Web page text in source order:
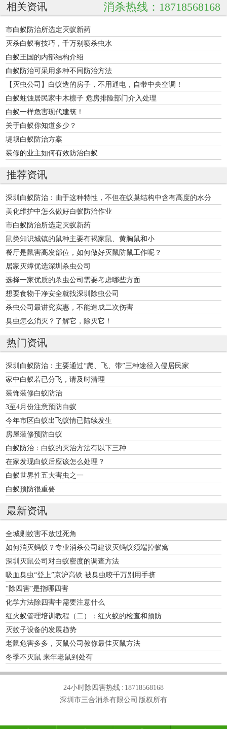
相关资讯 消杀热线：18718568168
市白蚁防治所选定灭蚁新药
灭杀白蚁有技巧，千万别喷杀虫水
白蚁王国的内部结构介绍
白蚁防治可采用多种不同防治方法
【灭虫公司】白蚁造的房子，不用通电，自带中央空调！
白蚁蛀蚀居民家中木檩子 危房排险部门介入处理
白蚁一样危害现代建筑！
关于白蚁你知道多少？
堤坝白蚁防治方案
装修的业主如何有效防治白蚁
推荐资讯
深圳白蚁防治：由于这种特性，不但在蚁巢结构中含有高度的水分
美化维护中怎么做好白蚁防治作业
市白蚁防治所选定灭蚁新药
鼠类知识城镇的鼠种主要有褐家鼠、黄胸鼠和小
餐厅是鼠害高发部位，如何做好灭鼠防鼠工作呢？
居家灭蟑优选深圳杀虫公司
选择一家优质的杀虫公司需要考虑哪些方面
想要食物干净安全就找深圳除虫公司
杀虫公司最讲究实惠，不能造成二次伤害
臭虫怎么消灭？了解它，除灭它！
热门资讯
深圳白蚁防治：主要通过“爬、飞、带”三种途径入侵居民家
家中白蚁若已分飞，请及时清理
装饰装修白蚁防治
3至4月份注意预防白蚁
今年市区白蚁出飞蚁情已陆续发生
房屋装修预防白蚁
白蚁防治：白蚁的灭治方法有以下三种
在家发现白蚁后应该怎么处理？
白蚁世界性五大害虫之一
白蚁预防很重要
最新资讯
全城剿蚊害不放过死角
如何消灭蚂蚁？专业消杀公司建议灭蚂蚁须端掉蚁窝
深圳灭鼠公司对白蚁密度的调查方法
吸血臭虫“登上”京沪高铁 被臭虫咬千万别用手挤
“除四害”是指哪四害
化学方法除四害中需要注意什么
红火蚁管理培训教程（二）：红火蚁的检查和预防
灭蚊子设备的发展趋势
老鼠危害多多，灭鼠公司教你最佳灭鼠方法
冬季不灭鼠 来年老鼠到处有
24小时除四害热线 : 18718568168
深圳市三合消杀有限公司 版权所有